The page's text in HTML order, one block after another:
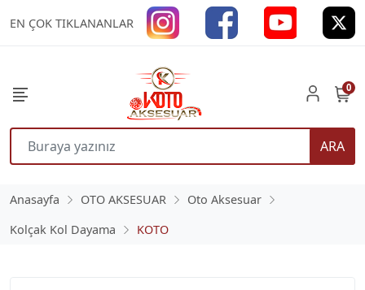
EN ÇOK TIKLANANLAR
ARA
0
Anasayfa OTO AKSESUAR
Oto Aksesuar
Kolçak Kol Dayama
KOTO